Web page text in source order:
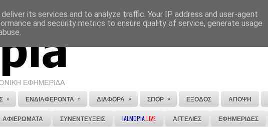
ΕΠΙΚΟΙΝΩΝΙΑ ΣΤΕΙΛΕ ΜΑΣ ΤΟ ΑΡΘΡΟ ΣΟΥ
» ΕΝΔΙΑΦΕΡΟΝΤΑ » ΔΙΑΦΟΡΑ » ΣΠΟΡ » ΕΞΟΔΟΣ ΑΠΟΨΗ
ΑΦΙΕΡΩΜΑΤΑ ΣΥΝΕΝΤΕΥΞΕΙΣ IALMOPIALIVE ΑΓΓΕΛΙΕΣ ΕΦΗΜΕΡΙΔΕΣ
its services and to analyze traffic. Your IP address and user-agent
and security metrics to ensure quality of service, generate usage